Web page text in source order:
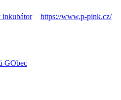
https://www.p-pink.cz/